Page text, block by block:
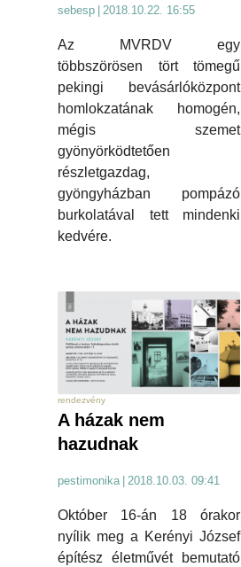
sebesp 2018.10.22. 16:55
Az MVRDV egy
többszörösen tört tömegű
pekingi bevásárlóközpont
homlokzatának homogén,
mégis szemet
gyönyörködtetően
részletgazdag,
gyöngyházban pompázó
burkolatával tett mindenki
kedvére.
rendezvény
A házak nem
hazudnak
pestimonika 2018.10.03. 09:41
Október 16-án 18 órakor
nyílik meg a Kerényi József
építész életművét bemutató